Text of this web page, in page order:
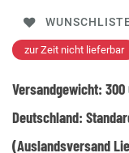
zur Zeit nicht lieferbar
Versandgewicht: 300
Deutschland:
(Auslandsversand